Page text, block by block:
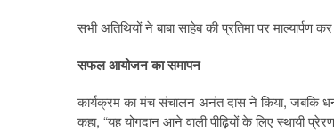
सभी अतिथियों ने बाबा साहेब की प्रतिमा पर माल्यार्पण
सफल आयोजन का समापन
कार्यक्रम का मंच संचालन अनंत दास ने किया, जबकि
कहा, “यह योगदान आने वाली पीढ़ियों के लिए स्थायी